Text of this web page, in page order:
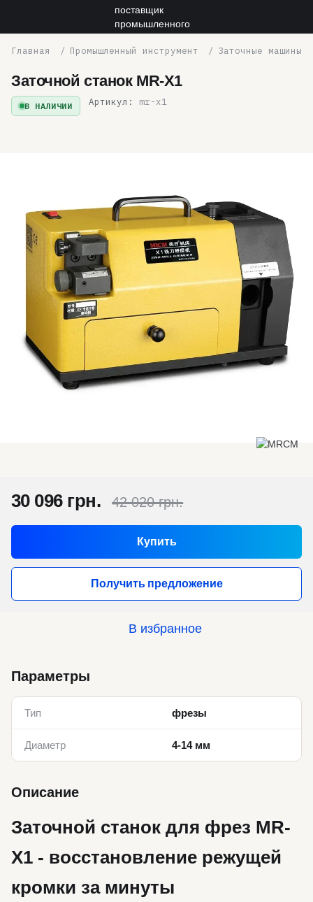
Промышленный инструмент Заточные машины
Заточной станок MR-X1
В НАЛИЧИИ Артикул: mr-x1
30 096 грн. 42 020 грн.
Купить
Получить предложение
В избранное
Параметры
Тип фрезы
Диаметр 4-14 мм
Описание
Заточной станок для фрез MR-
X1 - восстановление режущей
кромки за минуты